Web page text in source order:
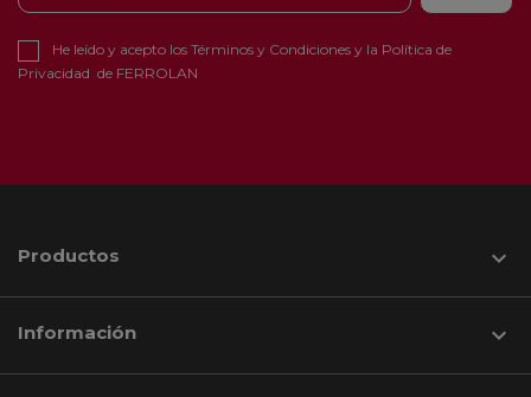
He leído y acepto los Términos y Condiciones y la Política de
Privacidad de FERROLAN
Productos 
Información 